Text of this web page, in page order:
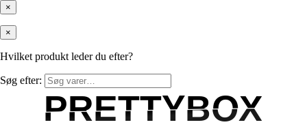
×
×
Hvilket produkt leder du efter?
Søg efter:
PRETTYBOX
PRETTYBOX